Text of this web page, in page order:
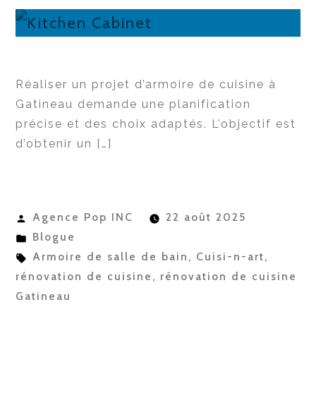
Réaliser un projet d’armoire de cuisine à
Gatineau demande une planification
précise et des choix adaptés. L’objectif est
d’obtenir un […]
Publié
par
Agence Pop INC
22 août 2025
Publié
dans
Blogue
Étiquettes :
Armoire de salle de bain , Cuisi-n-art,
rénovation de cuisine , rénovation de cuisine
Gatineau